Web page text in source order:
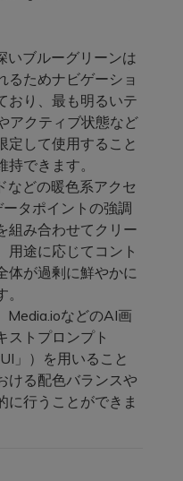
ブルーグリーンは
るためナビゲーショ
おり、最も明るいテ
アクティブ状態など
定して使用すること
できます。
どの暖色系アクセ
タポイントの強調
組み合わせてクリー
用途に応じてコント
体が過剰に鮮やかに
などのAI画
ストプロンプト
」）を用いること
ける配色バランスや
に行うことができま